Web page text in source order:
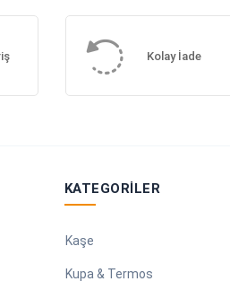
Kolay İade
KATEGORILER
Kaşe
Kupa & Termos